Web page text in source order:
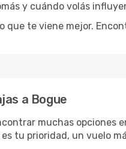
y cuándo volás
que te viene mejor.
a Bogue
muchas opciones
tu prioridad, un vuelo